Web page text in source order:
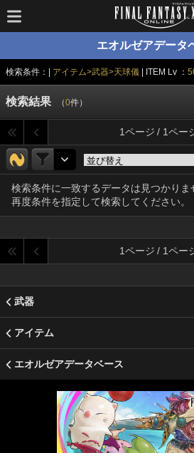
エオルゼアデータ
検索条件：| アイテム>武器>天球儀 | ITEM Lv ：
検索結果 （0件）
1ページ / 1ペー
検索条件に一致するデータは見つかりま
再度条件を指定して検索してください。
1ページ / 1ペー
武器
アイテム
エオルゼアデータベース